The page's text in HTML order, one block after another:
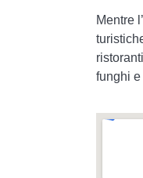
Mentre
funghi